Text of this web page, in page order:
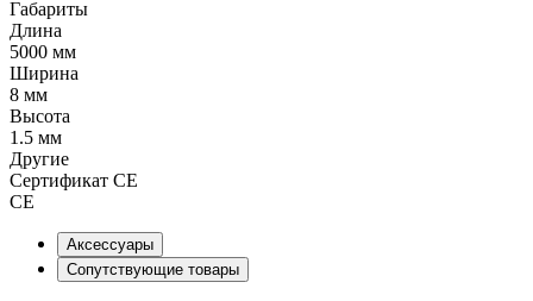
Габариты
Длина
5000 мм
Ширина
8 мм
Высота
1.5 мм
Другие
Сертификат CE
CE
Аксессуары
Сопутствующие товары